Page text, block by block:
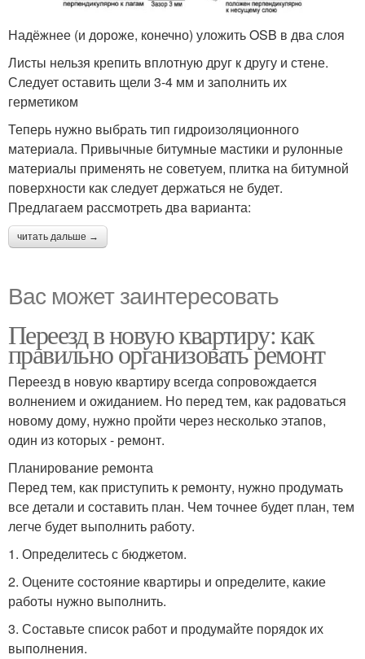
Надёжнее (и дороже, конечно) уложить OSB в два слоя
Листы нельзя крепить вплотную друг к другу и стене.
Следует оставить щели 3-4 мм и заполнить их
герметиком
Теперь нужно выбрать тип гидроизоляционного
материала. Привычные битумные мастики и рулонные
материалы применять не советуем, плитка на битумной
поверхности как следует держаться не будет.
Предлагаем рассмотреть два варианта:
читать дальше →
Вас может заинтересовать
Переезд в новую квартиру: как
правильно организовать ремонт
Переезд в новую квартиру всегда сопровождается
волнением и ожиданием. Но перед тем, как радоваться
новому дому, нужно пройти через несколько этапов,
один из которых - ремонт.
Планирование ремонта
Перед тем, как приступить к ремонту, нужно продумать
все детали и составить план. Чем точнее будет план, тем
легче будет выполнить работу.
1. Определитесь с бюджетом.
2. Оцените состояние квартиры и определите, какие
работы нужно выполнить.
3. Составьте список работ и продумайте порядок их
выполнения.